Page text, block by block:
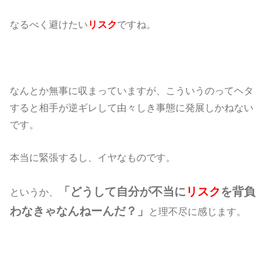
なるべく避けたい リスクですね。
なんとか無事に収まっていますが、こういうのってヘタ
すると相手が逆ギレして由々しき事態に発展しかねない
です。
本当に緊張するし、イヤなものです。
というか、 「どうして自分が不当に リスクを背負
わなきゃなんねーんだ？」
と理不尽に感じます。